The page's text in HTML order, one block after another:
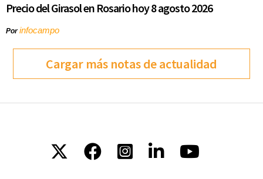
Precio del Girasol en Rosario hoy 8 agosto 2026
Porinfocampo
Cargar más notas de actualidad